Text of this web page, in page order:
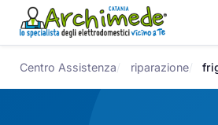
Centro Assistenza riparazione